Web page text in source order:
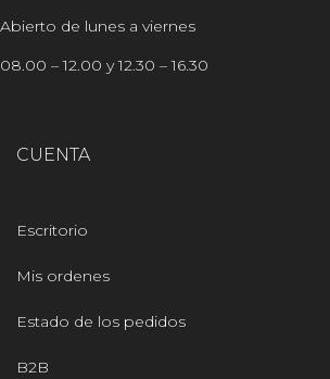
Abierto de lunes a viernes
08.00 – 12.00 y 12.30 – 16.30
CUENTA
Escritorio
Mis ordenes
Estado de los pedidos
B2B